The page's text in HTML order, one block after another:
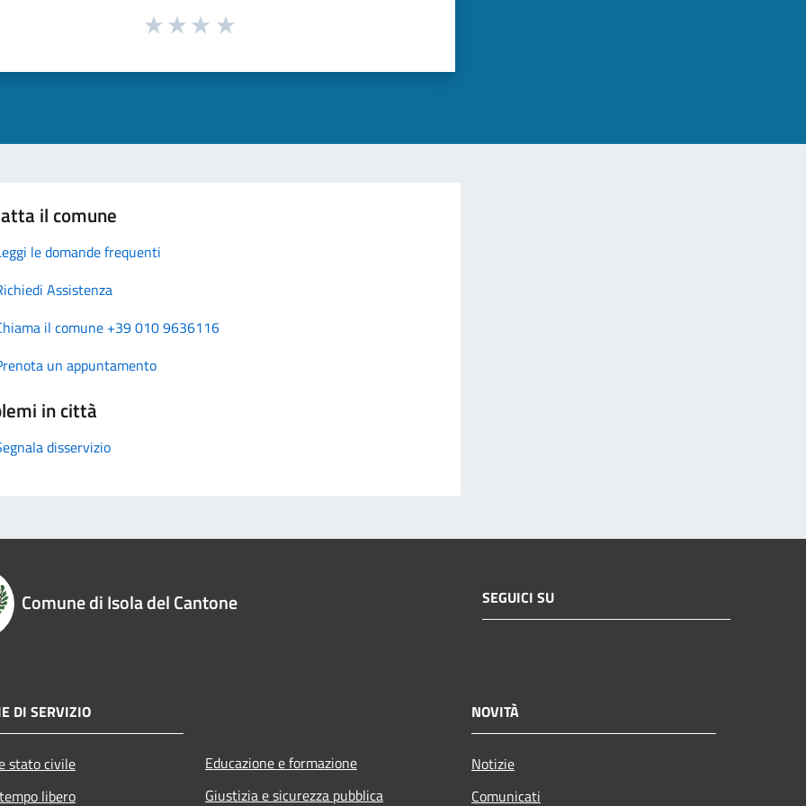
il comune
le domande frequenti
Assistenza
il comune +39 010 9636116
un appuntamento
in città
disservizio
Comune di Isola del Cantone SEGUICI SU
DI SERVIZIO
stato civile
libero
Educazione e formazione
Giustizia e sicurezza pubblica
NOVITÀ
Notizie
Comunicati